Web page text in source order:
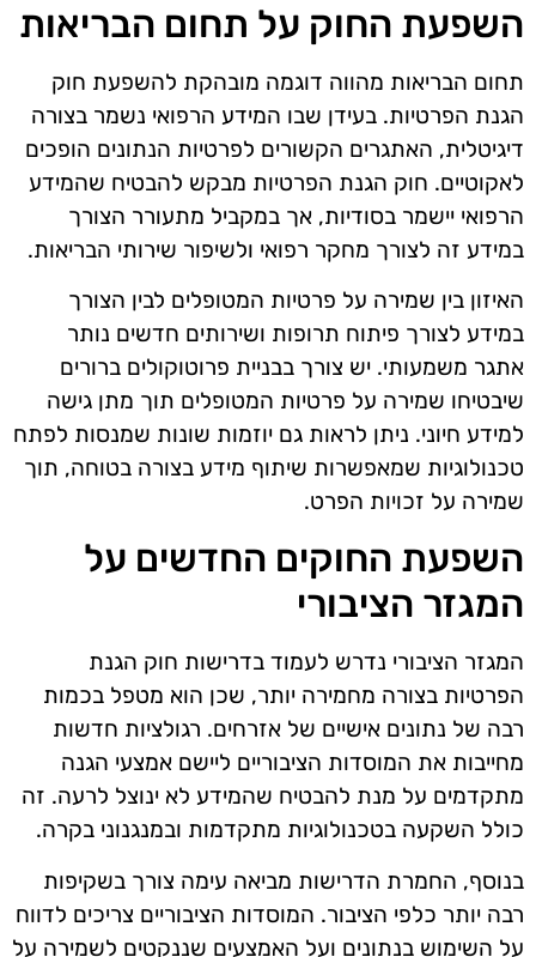
השפעת החוק על תחום הבריאות
תחום הבריאות מהווה דוגמה מובהקת להשפעת חוק
הגנת הפרטיות. בעידן שבו המידע הרפואי נשמר בצורה
דיגיטלית, האתגרים הקשורים לפרטיות הנתונים הופכים
לאקוטיים. חוק הגנת הפרטיות מבקש להבטיח שהמידע
הרפואי יישמר בסודיות, אך במקביל מתעורר הצורך
במידע זה לצורך מחקר רפואי ולשיפור שירותי הבריאות.
האיזון בין שמירה על פרטיות המטופלים לבין הצורך
במידע לצורך פיתוח תרופות ושירותים חדשים נותר
אתגר משמעותי. יש צורך בבניית פרוטוקולים ברורים
שיבטיחו שמירה על פרטיות המטופלים תוך מתן גישה
למידע חיוני. ניתן לראות גם יוזמות שונות שמנסות לפתח
טכנולוגיות שמאפשרות שיתוף מידע בצורה בטוחה, תוך
שמירה על זכויות הפרט.
השפעת החוקים החדשים על
המגזר הציבורי
המגזר הציבורי נדרש לעמוד בדרישות חוק הגנת
הפרטיות בצורה מחמירה יותר, שכן הוא מטפל בכמות
רבה של נתונים אישיים של אזרחים. רגולציות חדשות
מחייבות את המוסדות הציבוריים ליישם אמצעי הגנה
מתקדמים על מנת להבטיח שהמידע לא ינוצל לרעה. זה
כולל השקעה בטכנולוגיות מתקדמות ובמנגנוני בקרה.
בנוסף, החמרת הדרישות מביאה עימה צורך בשקיפות
רבה יותר כלפי הציבור. המוסדות הציבוריים צריכים לדווח
על השימוש בנתונים ועל האמצעים שננקטים לשמירה על